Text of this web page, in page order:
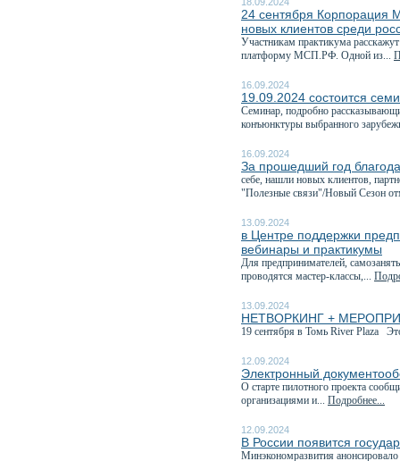
24 сентября Корпорация
новых клиентов среди
Участникам практикума
платформу МСП.РФ. Одной из...
16.09.2024
19.09.2024 состоится
Семинар, подробно
конъюнктуры выбранного
16.09.2024
За прошедший год
себе, нашли новых клиентов,
"Полезные связи"/Новый Сезон
13.09.2024
в Центре поддержки
вебинары и практикумы
Для предпринимателей,
проводятся мастер-классы,...
13.09.2024
НЕТВОРКИНГ +
19 сентября в Томь River Plaza
12.09.2024
Электронный
О старте пилотного проекта
организациями и... Подробнее...
12.09.2024
В России появится
Минэкономразвития